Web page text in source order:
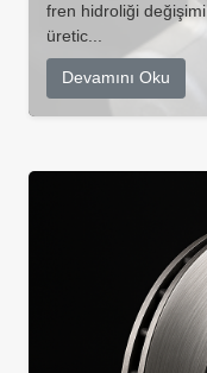
fren hidroliği
üretic...
Devamını Oku